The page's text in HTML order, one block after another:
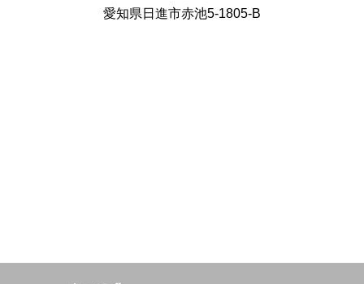
愛知県日進市赤池5-1805-B